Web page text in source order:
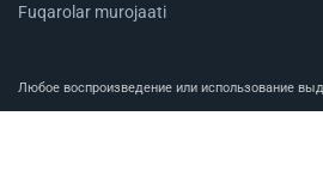
Fuqarolar murojaati
Любое воспроизведение или использование